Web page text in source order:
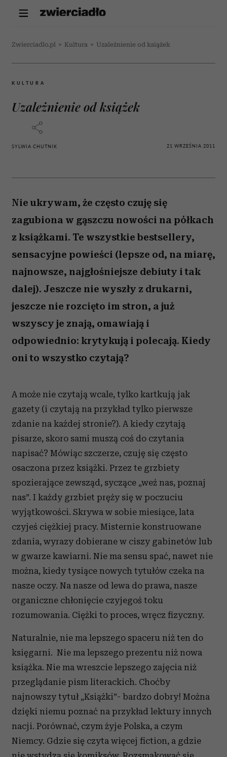
Zwierciadlo.pl > Kultura > Uzależnienie od książek
KULTURA
Uzależnienie od książek
SYLWIA CHUTNIK 21 WRZEŚNIA 2011
Nie ukrywam, że często czuję się
zagubiona w gąszczu nowości na półkach
z książkami. Te wszystkie bestsellery,
sensacyjne powieści (lepsze od, na miarę,
najnowsze, najgłośniejsze debiuty i tak
dalej). Jeszcze nie wyszły z drukarni,
jeszcze nie rozcięto im stron, a już
wszyscy je znają, omawiają i
odpowiednio: krytykują i polecają. Kiedy
oni to wszystko czytają?
A może nie czytają wcale, tylko kartkują jak
gazety (i czytają na przykład tylko pierwsze
zdanie na każdej stronie?). A kiedy czytają
pisarze, skoro sami muszą coś do czytania
napisać? Mówiąc szczerze, czuję się często
osaczona przez książki. Przez te grzbiety
spozierające zewsząd, syczące „weź nas, poznaj
nas”. I każdy grzbiet pręży się w poczuciu
wyjątkowości. Skrywa w sobie miesiące, lata
czyjeś ciężkiej pracy. Misternie konstruowane
zdania, wyrazy dobierane w ciszy gabinetów lub
w gwarze kawiarni. Nie ma sensu spać, nawet nie
można, kiedy tysiące nowych tytułów czeka na
nasze oczy. Na nasze od lewa do prawa, nasze
organiczne chłonięcie czyjegoś toku
rozumowania. Ciężki to proces, wręcz fizyczny.
Naturalnie, nie ma lepszego spaceru niż ten do
księgarni. Nie ma lepszego prezentu niż nowa
książka. Nie ma wreszcie lepszego zajęcia niż
przeglądanie pism literackich. Choćby
najnowszy tytuł „Książki”- bardzo dobry! Można
dzięki niemu poznać na przykład lektury innych
nacji. Porównać, czym żyje Polska, a czym
Niemcy. Gdzie się czyta więcej fiction, a gdzie